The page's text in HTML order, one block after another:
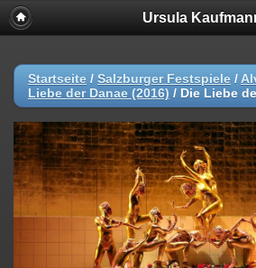
Ursula
Startseite / Salzburger Festspiele /
Liebe der Danae (2016) / Die Liebe